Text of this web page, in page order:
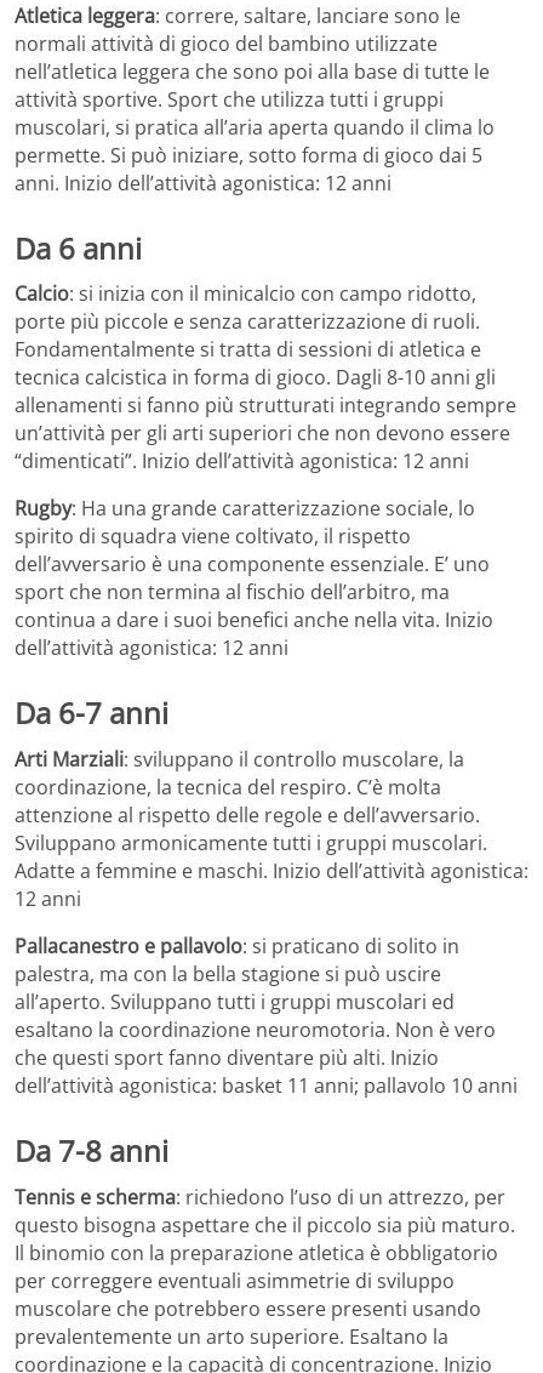
Atletica leggera: correre, saltare, lanciare sono le
normali attività di gioco del bambino utilizzate
nell’atletica leggera che sono poi alla base di tutte le
attività sportive. Sport che utilizza tutti i gruppi
muscolari, si pratica all’aria aperta quando il clima lo
permette. Si può iniziare, sotto forma di gioco dai 5
anni. Inizio dell’attività agonistica: 12 anni
Da 6 anni
Calcio: si inizia con il minicalcio con campo ridotto,
porte più piccole e senza caratterizzazione di ruoli.
Fondamentalmente si tratta di sessioni di atletica e
tecnica calcistica in forma di gioco. Dagli 8-10 anni gli
allenamenti si fanno più strutturati integrando sempre
un’attività per gli arti superiori che non devono essere
“dimenticati”. Inizio dell’attività agonistica: 12 anni
Rugby: Ha una grande caratterizzazione sociale, lo
spirito di squadra viene coltivato, il rispetto
dell’avversario è una componente essenziale. E’ uno
sport che non termina al fischio dell’arbitro, ma
continua a dare i suoi benefici anche nella vita. Inizio
dell’attività agonistica: 12 anni
Da 6-7 anni
Arti Marziali: sviluppano il controllo muscolare, la
coordinazione, la tecnica del respiro. C’è molta
attenzione al rispetto delle regole e dell’avversario.
Sviluppano armonicamente tutti i gruppi muscolari.
Adatte a femmine e maschi. Inizio dell’attività agonistica:
12 anni
Pallacanestro e pallavolo: si praticano di solito in
palestra, ma con la bella stagione si può uscire
all’aperto. Sviluppano tutti i gruppi muscolari ed
esaltano la coordinazione neuromotoria. Non è vero
che questi sport fanno diventare più alti. Inizio
dell’attività agonistica: basket 11 anni; pallavolo 10 anni
Da 7-8 anni
Tennis e scherma: richiedono l’uso di un attrezzo, per
questo bisogna aspettare che il piccolo sia più maturo.
Il binomio con la preparazione atletica è obbligatorio
per correggere eventuali asimmetrie di sviluppo
muscolare che potrebbero essere presenti usando
prevalentemente un arto superiore. Esaltano la
coordinazione e la capacità di concentrazione. Inizio